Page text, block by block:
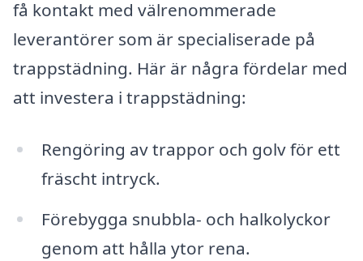
få kontakt med välrenommerade
leverantörer som är specialiserade på
trappstädning. Här är några fördelar med
att investera i trappstädning:
Rengöring av trappor och golv för ett
fräscht intryck.
Förebygga snubbla- och halkolyckor
genom att hålla ytor rena.